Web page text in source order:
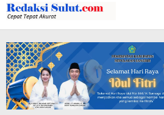
Lewati
ke
konten